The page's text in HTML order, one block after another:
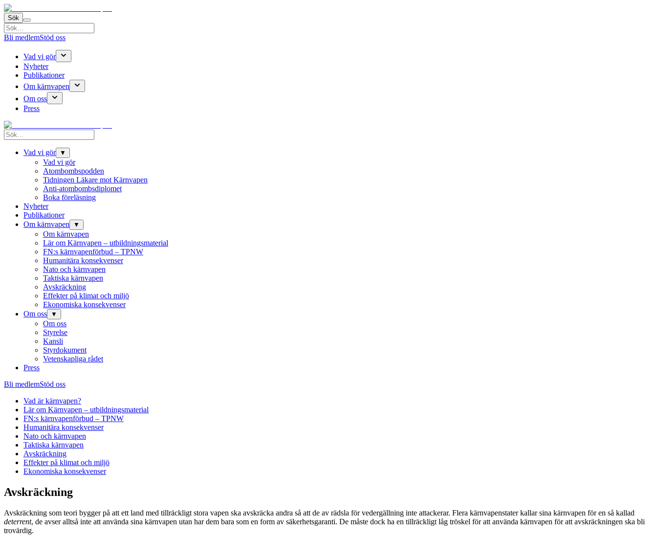
Sök
Bli medlemStöd oss
Vad vi gör
Nyheter
Publikationer
Om kärnvapen
Om oss
Press
Vad vi gör ▼
Vad vi gör
Atombombspodden
Tidningen Läkare mot Kärnvapen
Anti-atombombsdiplomet
Boka föreläsning
Nyheter
Publikationer
Om kärnvapen
▼
Om kärnvapen
Lär om Kärnvapen – utbildningsmaterial
FN:s kärnvapenförbud – TPNW
Humanitära konsekvenser
Nato och kärnvapen
Taktiska kärnvapen
Avskräckning
Effekter på klimat och miljö
Ekonomiska konsekvenser
Om oss
▼
Om oss
Styrelse
Kansli
Styrdokument
Vetenskapliga rådet
Press
Bli medlemStöd oss
Vad är kärnvapen?
Lär om Kärnvapen – utbildningsmaterial
FN:s kärnvapenförbud – TPNW
Humanitära konsekvenser
Nato och kärnvapen
Taktiska kärnvapen
Avskräckning
Effekter på klimat och miljö
Ekonomiska konsekvenser
Avskräckning
Avskräckning som teori bygger på att ett land med tillräckligt stora vapen ska avskräcka andra så att de av rädsla för vedergällning inte attackerar. Flera kärnvapenstater kallar sina kärnvapen för en så kallad
deterrent, de avser alltså inte att använda sina kärnvapen utan har dem bara som en form av säkerhetsgaranti. De måste dock ha en tillräckligt låg tröskel för att använda kärnvapen för att avskräckningen ska bli
trovärdig.